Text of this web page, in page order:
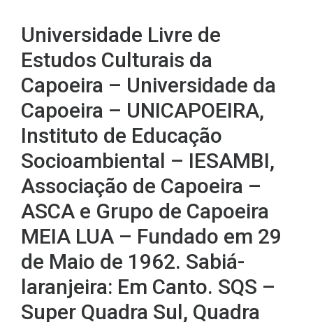
Universidade Livre de
Estudos Culturais da
Capoeira – Universidade da
Capoeira – UNICAPOEIRA,
Instituto de Educação
Socioambiental – IESAMBI,
Associação de Capoeira –
ASCA e Grupo de Capoeira
MEIA LUA – Fundado em 29
de Maio de 1962. Sabiá-
laranjeira: Em Canto. SQS –
Super Quadra Sul, Quadra